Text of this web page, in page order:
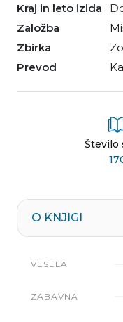
Kraj in leto izida
Založba
Zbirka
Prevod
Število
O KNJIGI
VESELA
ZABAVNA